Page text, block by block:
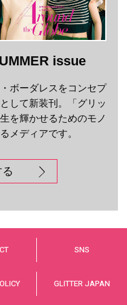
issue
ボーダレスをコンセプ
して新装刊。「グリッ
を輝かせるためのモノ
メディアです。
SNS
GLITTER JAPAN